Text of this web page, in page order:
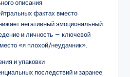
описания
фактах вместо
негативный эмоциональный
и личность — ключевой
«я плохой/неудачник».
и упаковки
последствий и заранее